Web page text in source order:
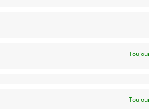
Tech, Pays-